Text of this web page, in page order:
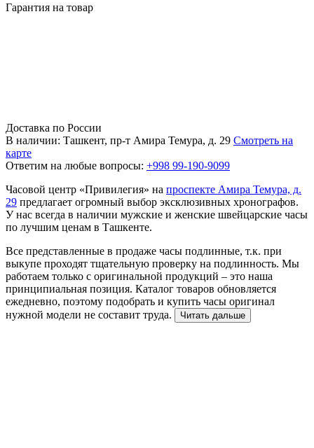
Гарантия на товар
Доставка по России
В наличии: Ташкент, пр-т Амира Темура, д. 29 Смотреть на
карте
Ответим на любые вопросы: +998 99-190-9099
Часовой центр «Привилегия» на проспекте Амира Темура, д.
29 предлагает огромный выбор эксклюзивных хронографов.
У нас всегда в наличии мужские и женские швейцарские часы
по лучшим ценам в Ташкенте.
Все представленные в продаже часы подлинные, т.к. при
выкупе проходят тщательную проверку на подлинность. Мы
работаем только с оригинальной продукций – это наша
принципиальная позиция. Каталог товаров обновляется
ежедневно, поэтому подобрать и купить часы оригинал
нужной модели не составит труда.
Читать дальше